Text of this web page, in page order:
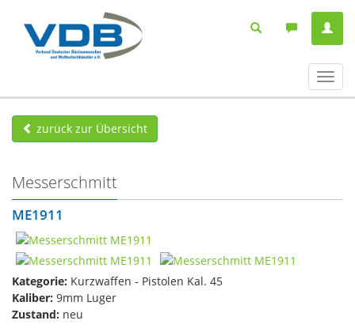
ein-/
zurück zur Übersicht
Messerschmitt
ME1911
Kategorie: Kurzwaffen - Pistolen Kal. 45
Kaliber: 9mm Luger
Zustand: neu